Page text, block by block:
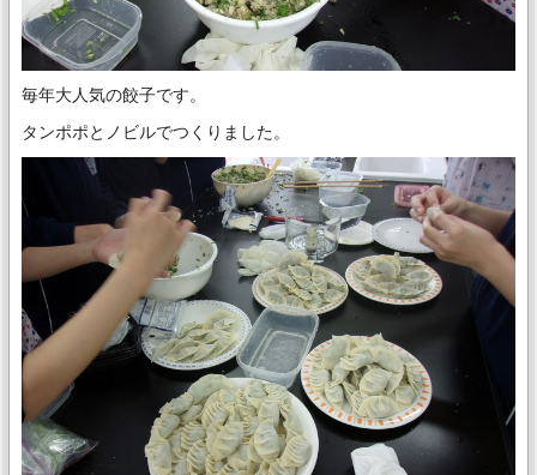
毎年大人気の餃子です。
タンポポとノビルでつくりました。